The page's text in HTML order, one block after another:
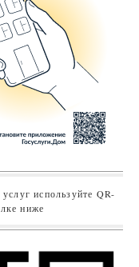
используйте QR-
ниже